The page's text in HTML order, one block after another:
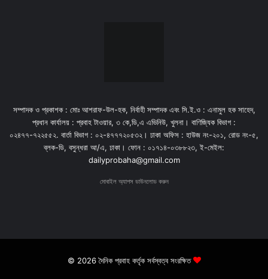
সম্পাদক ও প্রকাশক : মোঃ আশরাফ-উল-হক, নির্বাহী সম্পাদক এবং সি.ই.ও : এনামুল হক সাহেদ,
প্রধান কার্যালয় : প্রবাহ টাওয়ার, ৩ কে,ডি,এ এভিনিউ, খুলনা। বাণিজ্যিক বিভাগ :
০২৪৭৭-৭২২৫৫২. বার্তা বিভাগ : ০২-৪৭৭৭২০৫৩২। ঢাকা অফিস : হাউজ নং-২০১, রোড নং-৫,
ব্লক-ডি, বসুন্ধরা আ/এ, ঢাকা। ফোন : ০১৭১৪-০৩৮৮২৩, ই-মেইল:
dailyprobaha@gmail.com
মোবাইল অ্যাপস ডাউনলোড করুন
© 2026 দৈনিক প্রবাহ কর্তৃক সর্বস্বত্ব সংরক্ষিত